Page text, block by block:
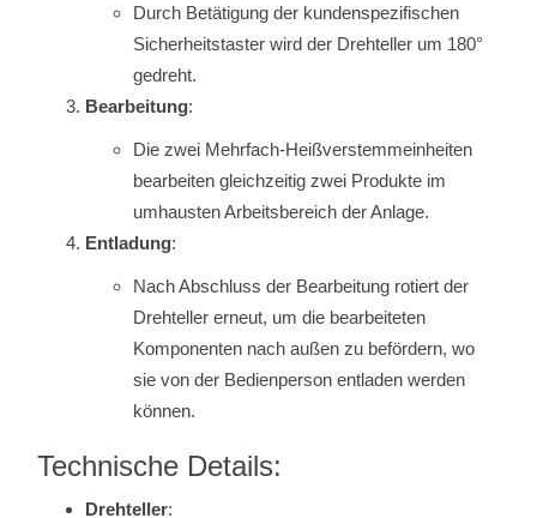
Durch Betätigung der kundenspezifischen
Sicherheitstaster wird der Drehteller um 180°
gedreht.
Bearbeitung:
Die zwei Mehrfach-Heißverstemmeinheiten
bearbeiten gleichzeitig zwei Produkte im
umhausten Arbeitsbereich der Anlage.
Entladung:
Nach Abschluss der Bearbeitung rotiert der
Drehteller erneut, um die bearbeiteten
Komponenten nach außen zu befördern, wo
sie von der Bedienperson entladen werden
können.
Technische Details:
Drehteller: